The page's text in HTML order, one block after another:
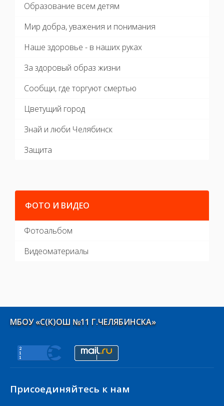
Образование всем детям
Мир добра, уважения и понимания
Наше здоровье - в наших руках
За здоровый образ жизни
Сообщи, где торгуют смертью
Цветущий город
Знай и люби Челябинск
Защита
ФОТО И ВИДЕО
Фотоальбом
Видеоматериалы
МБОУ «С(К)ОШ №11 Г.ЧЕЛЯБИНСКА»
Присоединяйтесь к нам